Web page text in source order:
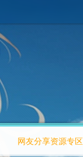
网友分享资源专区